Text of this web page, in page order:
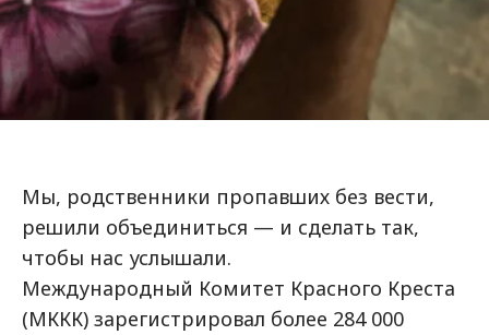
Мы, родственники пропавших без вести,
решили объединиться — и сделать так,
чтобы нас услышали.
Международный Комитет Красного Креста
(МККК) зарегистрировал более 284 000